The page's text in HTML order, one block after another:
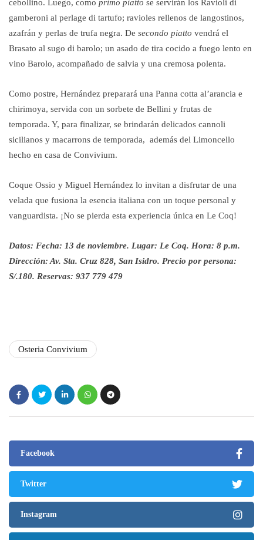
cebollino. Luego, como primo piatto se servirán los Ravioli di
gamberoni al perlage di tartufo; ravioles rellenos de langostinos,
azafrán y perlas de trufa negra. De secondo piatto vendrá el
Brasato al sugo di barolo; un asado de tira cocido a fuego lento en
vino Barolo, acompañado de salvia y una cremosa polenta.
Como postre, Hernández preparará una Panna cotta al’arancia e
chirimoya, servida con un sorbete de Bellini y frutas de
temporada. Y, para finalizar, se brindarán delicados cannoli
sicilianos y macarrons de temporada, además del Limoncello
hecho en casa de Convivium.
Coque Ossio y Miguel Hernández lo invitan a disfrutar de una
velada que fusiona la esencia italiana con un toque personal y
vanguardista. ¡No se pierda esta experiencia única en Le Coq!
Datos: Fecha: 13 de noviembre. Lugar: Le Coq. Hora: 8 p.m.
Dirección: Av. Sta. Cruz 828, San Isidro. Precio por persona:
S/.180. Reservas: 937 779 479
Osteria Convivium
Facebook
Twitter
Instagram